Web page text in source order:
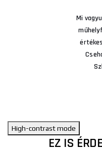
Mi
High-contrast mode
EZ IS